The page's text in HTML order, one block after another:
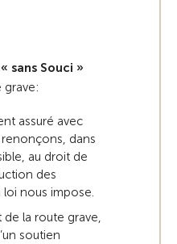
sans Souci »
grave:
assuré avec
dans
au droit de
des
nous impose.
de la route grave,
soutien